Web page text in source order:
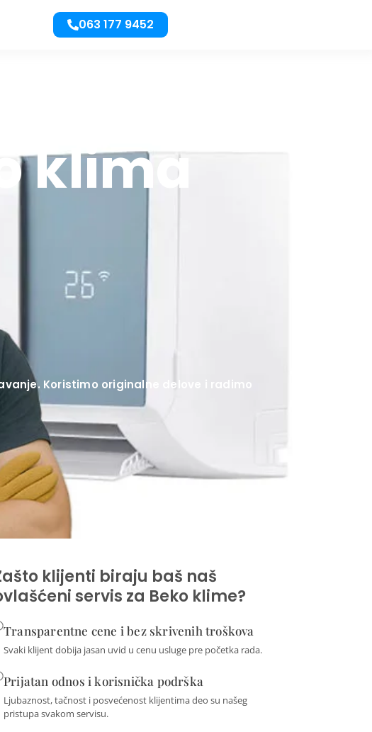
063 177 9452
klima
Koristimo originalne delove i radimo
klijenti biraju baš naš
servis za Beko klime?
Transparentne cene i bez skrivenih troškova
Svaki klijent dobija jasan uvid u cenu usluge pre početka rada.
Prijatan odnos i korisnička podrška
Ljubaznost, tačnost i posvećenost klijentima deo su našeg
pristupa svakom servisu.